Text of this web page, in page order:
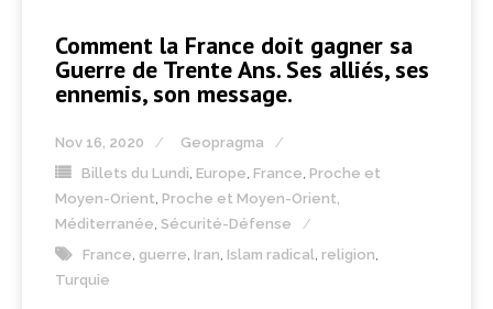
Comment la France doit gagner sa
Guerre de Trente Ans. Ses alliés, ses
ennemis, son message.
Nov 16, 2020
Geopragma
Billets du Lundi, Europe, France, Proche et
Moyen-Orient, Proche et Moyen-Orient,
Méditerranée, Sécurité-Défense
France, guerre, Iran, Islam radical, religion,
Turquie